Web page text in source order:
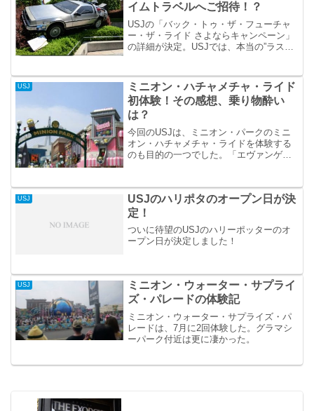
イムトラベルへご招待！？
USJの「バック・トゥ・ザ・フューチャ
ー・ザ・ライド さよならキャンペーン」
の詳細が決定。USJでは、本当の”ラス
ねぇ～。
USJ
ミニオン・ハチャメチャ・ライド
初体験！その感想、乗り物酔い
は？
今回のUSJは、ミニオン・パークのミニ
オン・ハチャメチャ・ライドを体験する
のも目的の一つでした。「エヴァンゲリ
USJ
USJのハリポタのオープン日が決
定！
ついに待望のUSJのハリーポッターのオ
ープン日が決定しました！
USJ
ミニオン・ウォーター・サプライ
ズ・パレードの体験記
ミニオン・ウォーター・サプライズ・パ
レードは、7月に2回体験した。グラマシ
ーパーク付近は更に凄かった。